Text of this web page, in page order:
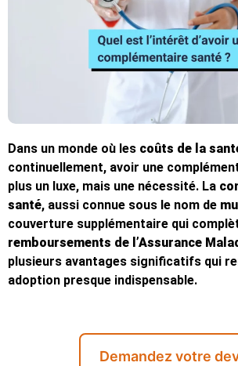
Dans un monde où les coûts de la
continuellement, avoir une
plus un luxe, mais une nécessité. La
santé, aussi connue sous le nom de
couverture supplémentaire qui
remboursements de l’Assurance
plusieurs avantages significatifs qui
adoption presque indispensable.
Demandez votre